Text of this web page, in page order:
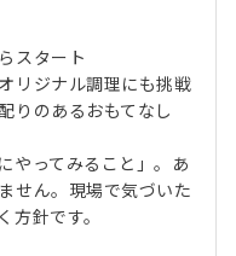
スタート
リジナル調理にも挑戦
りのあるおもてなし
やってみること」。あ
せん。現場で気づいた
方針です。